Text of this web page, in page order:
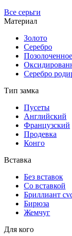
Все серьги
Материал
Золото
Серебро
Серебро
Тип замка
Пусеты
Английский
Французский
Продевка
Конго
Вставка
Без вставок
Со вставкой
Бриллиант
Бирюза
Жемчуг
Для кого